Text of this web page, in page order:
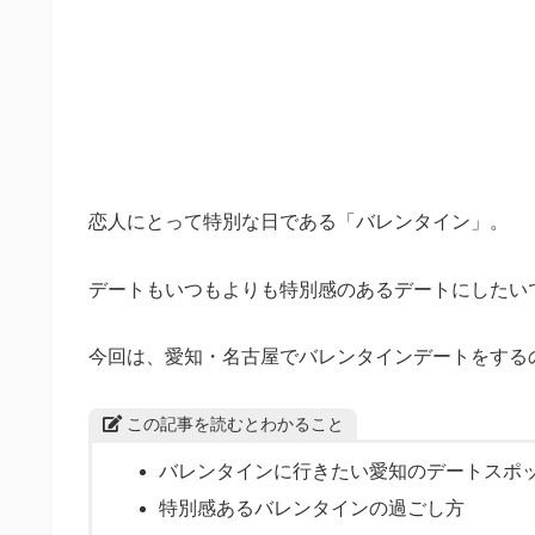
恋人にとって特別な日である「バレンタイン」。
デートもいつもよりも特別感のあるデートにしたい
今回は、愛知・名古屋でバレンタインデートをす
この記事を読むとわかること
バレンタインに行きたい愛知のデートスポ
特別感あるバレンタインの過ごし方